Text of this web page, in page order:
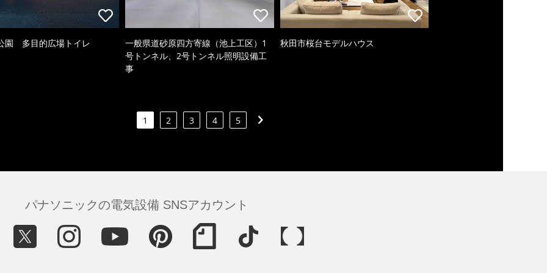
園 多目的広場トイレ
一般県道砂原四方寄線（池上工区）1
号トンネル、2号トンネル照明設備工
事
秋田市桜台モデルハウス
1 2 3 4 5
パナソニックの電気設備 SNSアカウント